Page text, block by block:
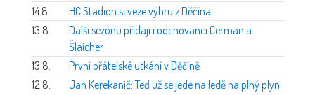
14.8.
HC Stadion si veze výhru z Děčína
13.8.
Další sezónu přidají i odchovanci Cerman a
Šlaicher
13.8.
První přátelské utkání v Děčíně
12.8.
Jan Kerekanič: Teď už se jede na ledě na plný plyn